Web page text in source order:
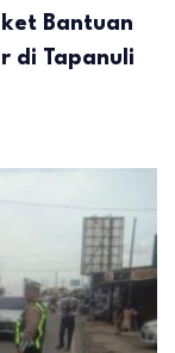
Bantuan
di Tapanuli